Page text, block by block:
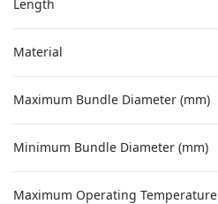
Length
Material
Maximum Bundle Diameter (mm)
Minimum Bundle Diameter (mm)
Maximum Operating Temperature